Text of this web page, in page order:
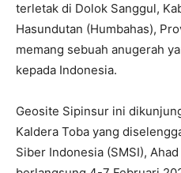
terletak di Dolok Sanggul,
Hasundutan (Humbahas),
memang sebuah anugerah
kepada Indonesia.
Geosite Sipinsur ini
Kaldera Toba yang
Siber Indonesia (SMSI),